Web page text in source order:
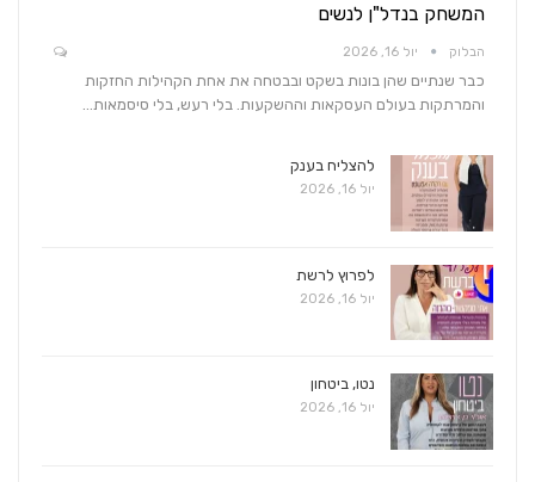
המשחק בנדל"ן לנשים
הבלוק יול 16, 2026
כבר שנתיים שהן בונות בשקט ובבטחה את אחת הקהילות החזקות
והמרתקות בעולם העסקאות וההשקעות. בלי רעש, בלי סיסמאות…
להצליח בענק
יול 16, 2026
לפרוץ לרשת
יול 16, 2026
נטו, ביטחון
יול 16, 2026